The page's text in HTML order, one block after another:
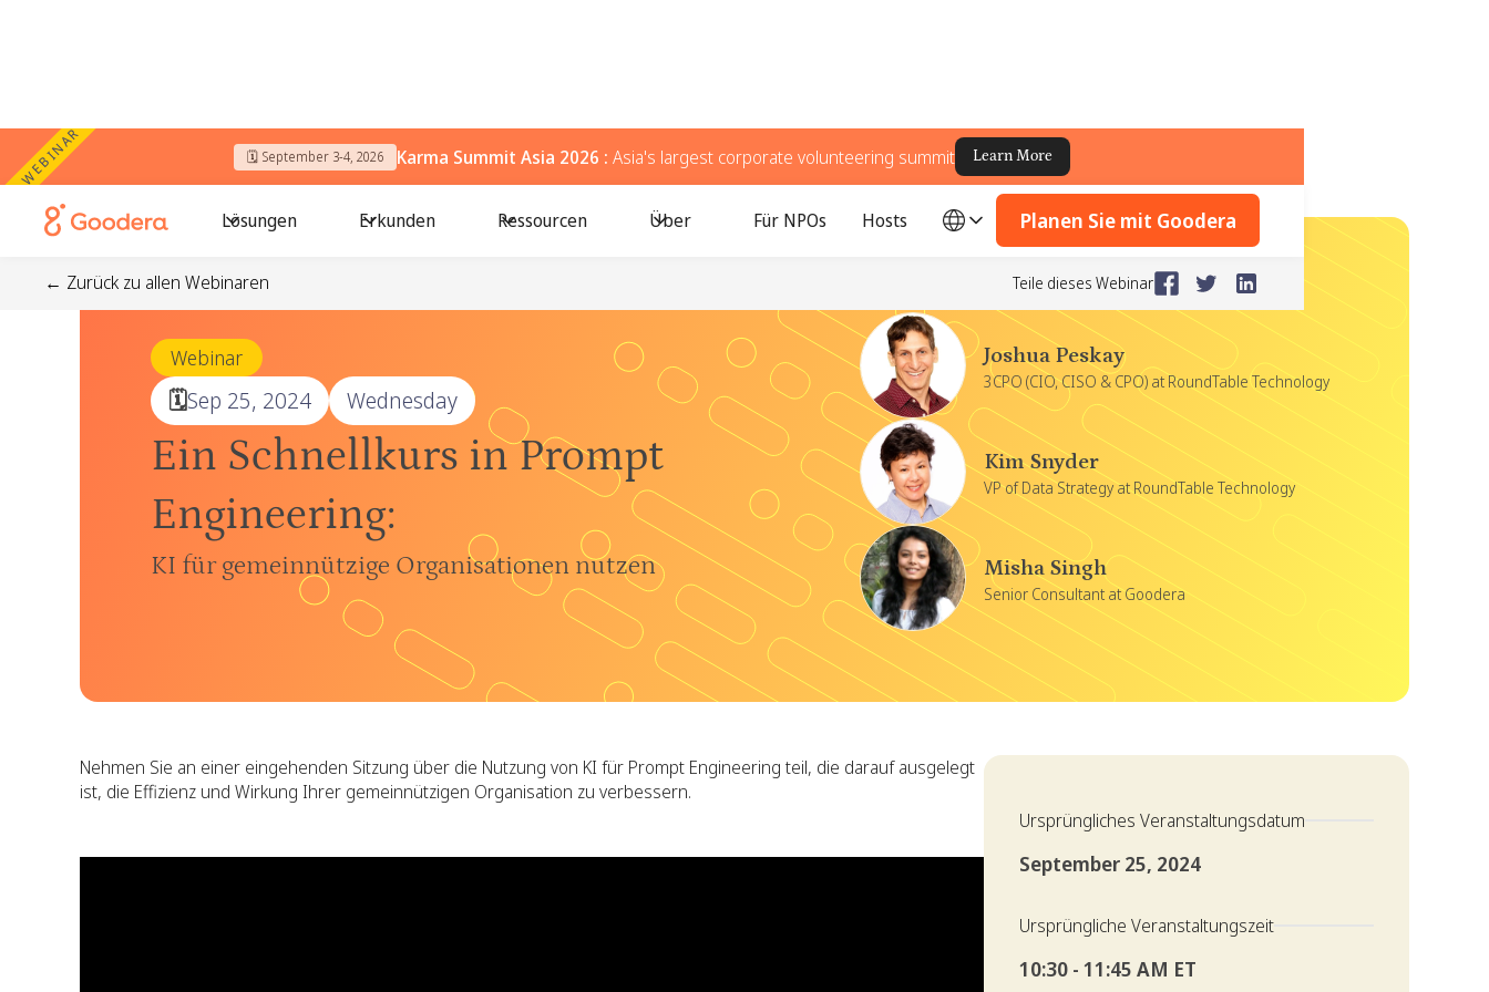
WEBINAR 🗓️ September 3-4, 2026 Karma Summit Asia 2026 : Asia's largest corporate volunteering summit Learn More
Lösungen Erkunden Ressourcen Über Für NPOs Hosts Planen Sie mit Goodera
← Zurück zu allen Webinaren Teile dieses Webinar
Webinar
🗓️Sep 25, 2024 Wednesday
Ein Schnellkurs in Prompt
Engineering:
KI für gemeinnützige Organisationen nutzen
Joshua Peskay
3CPO (CIO, CISO & CPO) at RoundTable Technology
Kim Snyder
VP of Data Strategy at RoundTable Technology
Misha Singh
Senior Consultant at Goodera
Nehmen Sie an einer eingehenden Sitzung über die Nutzung von KI für Prompt Engineering teil, die darauf ausgelegt
ist, die Effizienz und Wirkung Ihrer gemeinnützigen Organisation zu verbessern.
Ursprüngliches Veranstaltungsdatum
September 25, 2024
Ursprüngliche Veranstaltungszeit
10:30 - 11:45 AM ET